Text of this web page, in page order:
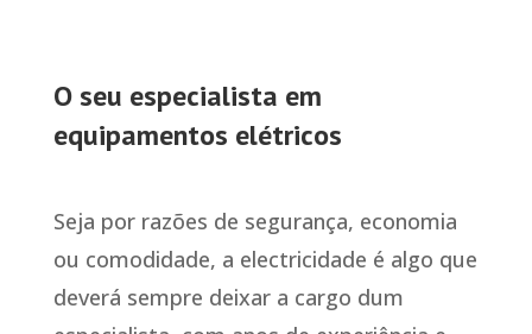
O seu especialista em
equipamentos elétricos
Seja por razões de segurança, economia
ou comodidade, a electricidade é algo que
deverá sempre deixar a cargo dum